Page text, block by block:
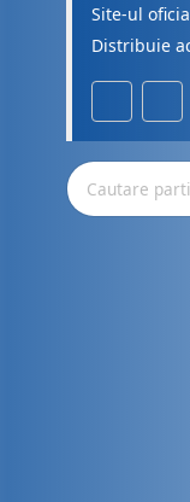
Site-ul
Distribuie